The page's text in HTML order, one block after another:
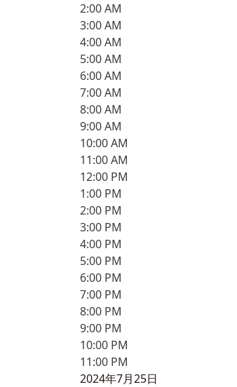
2:00 AM
3:00 AM
4:00 AM
5:00 AM
6:00 AM
7:00 AM
8:00 AM
9:00 AM
10:00 AM
11:00 AM
12:00 PM
1:00 PM
2:00 PM
3:00 PM
4:00 PM
5:00 PM
6:00 PM
7:00 PM
8:00 PM
9:00 PM
10:00 PM
11:00 PM
2024年7月25日